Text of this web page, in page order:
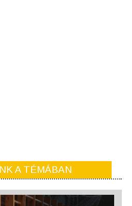
A TÉMÁBAN